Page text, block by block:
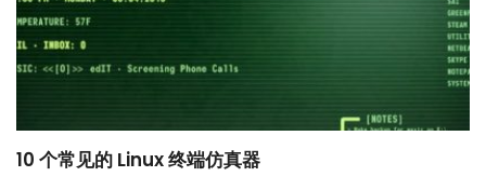
10 个常见的 Linux 终端仿真器